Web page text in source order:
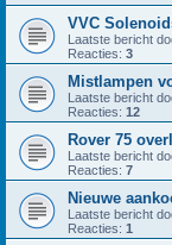
VVC
Laatste bericht
Reacties: 3
Mistlampen
Laatste bericht
Reacties: 12
Rover 75
Laatste bericht
Reacties: 7
Nieuwe
Laatste bericht
Reacties: 1